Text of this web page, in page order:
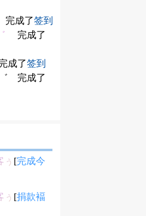
完成了签到
完成了
成了签到
完成了
[完成今
[捐款褔